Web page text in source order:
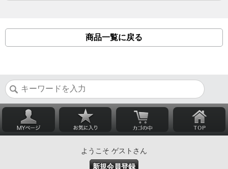
商品一覧に戻る
ようこそ ゲストさん
新規会員登録